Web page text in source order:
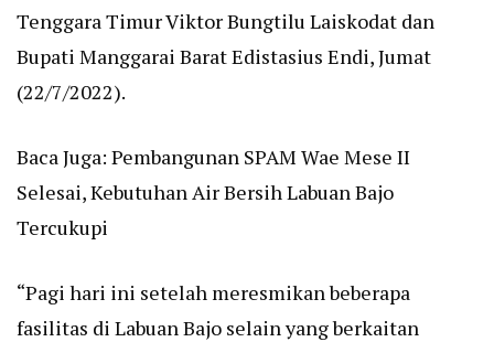
Tenggara Timur Viktor Bungtilu Laiskodat dan
Bupati Manggarai Barat Edistasius Endi, Jumat
(22/7/2022).
Baca Juga: Pembangunan SPAM Wae Mese II
Selesai, Kebutuhan Air Bersih Labuan Bajo
Tercukupi
“Pagi hari ini setelah meresmikan beberapa
fasilitas di Labuan Bajo selain yang berkaitan